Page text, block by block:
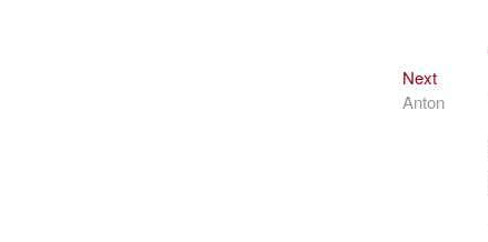
NextNext
post:
Anton